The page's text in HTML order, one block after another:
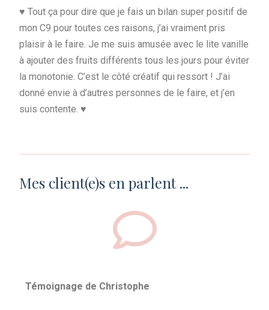
♥️ Tout ça pour dire que je fais un bilan super positif de
mon C9 pour toutes ces raisons, j’ai vraiment pris
plaisir à le faire. Je me suis amusée avec le lite vanille
à ajouter des fruits différents tous les jours pour éviter
la monotonie. C’est le côté créatif qui ressort ! J’ai
donné envie à d’autres personnes de le faire, et j’en
suis contente. ♥️
Mes client(e)s en parlent ...
Témoignage de Christophe